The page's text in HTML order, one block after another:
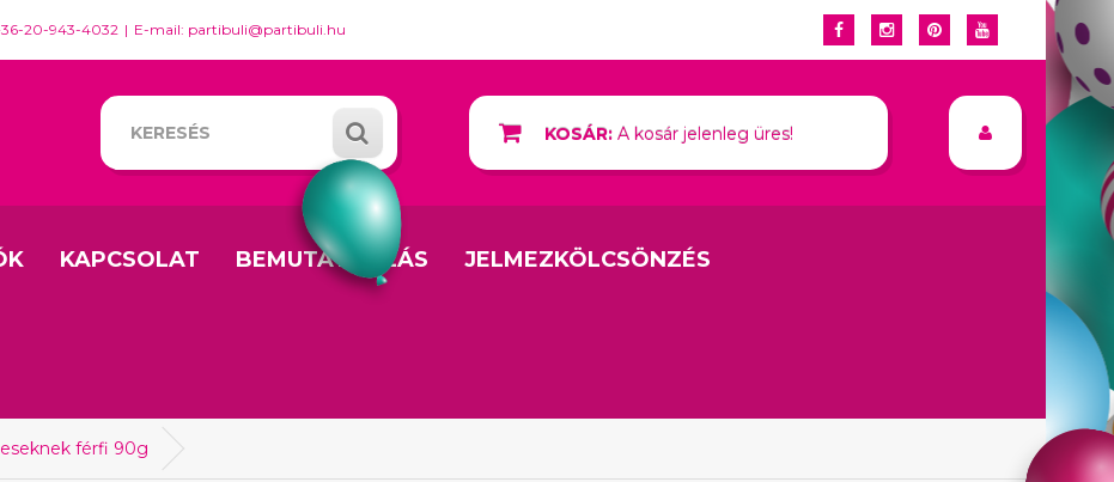
20-943-4032 E-mail: partibuli@partibuli.hu
KOSÁR: A kosár jelenleg üres!
KAPCSOLAT BEMUTATKOZÁS JELMEZKÖLCSÖNZÉS
férfi 90g